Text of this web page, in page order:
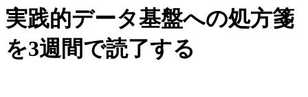
実践的データ基盤への処方箋
を3週間で読了する